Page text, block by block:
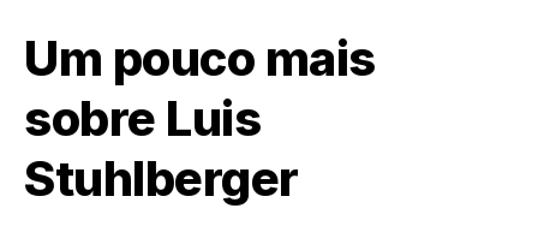
Um pouco mais
sobre Luis
Stuhlberger